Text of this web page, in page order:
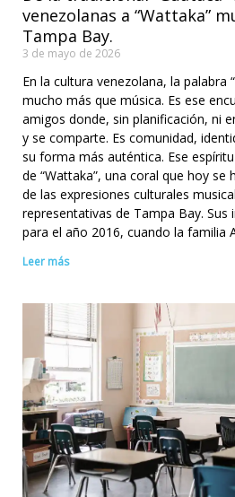
venezolanas a “Wattaka”
Tampa Bay.
3 de mayo de 2026
En la cultura venezolana, la palabra
mucho más que música. Es ese
amigos donde, sin planificación, ni
y se comparte. Es comunidad,
su forma más auténtica. Ese
de “Wattaka”, una coral que hoy
de las expresiones culturales
representativas de Tampa Bay. Sus
para el año 2016, cuando la familia
Leer más